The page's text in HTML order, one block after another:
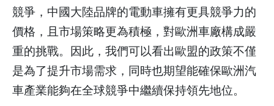
競爭，中國大陸品牌的電動車擁有更具競爭力的
價格，且市場策略更為積極，對歐洲車廠構成嚴
重的挑戰。因此，我們可以看出歐盟的政策不僅
是為了提升市場需求，同時也期望能確保歐洲汽
車產業能夠在全球競爭中繼續保持領先地位。